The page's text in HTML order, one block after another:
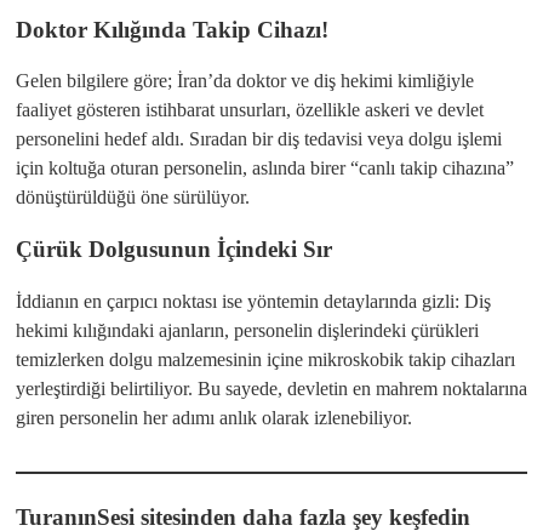
​Doktor Kılığında Takip Cihazı!
​Gelen bilgilere göre; İran’da doktor ve diş hekimi kimliğiyle
faaliyet gösteren istihbarat unsurları, özellikle askeri ve devlet
personelini hedef aldı. Sıradan bir diş tedavisi veya dolgu işlemi
için koltuğa oturan personelin, aslında birer “canlı takip cihazına”
dönüştürüldüğü öne sürülüyor.
​Çürük Dolgusunun İçindeki Sır
​İddianın en çarpıcı noktası ise yöntemin detaylarında gizli: Diş
hekimi kılığındaki ajanların, personelin dişlerindeki çürükleri
temizlerken dolgu malzemesinin içine mikroskobik takip cihazları
yerleştirdiği belirtiliyor. Bu sayede, devletin en mahrem noktalarına
giren personelin her adımı anlık olarak izlenebiliyor.
TuranınSesi sitesinden daha fazla şey keşfedin